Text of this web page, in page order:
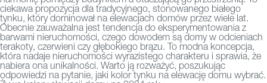
ciekawa propozycja dla tradycyjnego, stonowanego białego
tynku, który dominował na elewacjach domów przez wiele lat.
Obecnie zauważalna jest tendencja do eksperymentowania z
barwami nieruchomości, czego dowodem są domy w odcieniach
terakoty, czerwieni czy głębokiego brązu. To modna koncepcja,
która nadaje nieruchomości wyrazistego charakteru i sprawia, że
nabiera ona unikalności. Warto ją rozważyć, poszukując
odpowiedzi na pytanie, jaki kolor tynku na elewację domu wybrać.